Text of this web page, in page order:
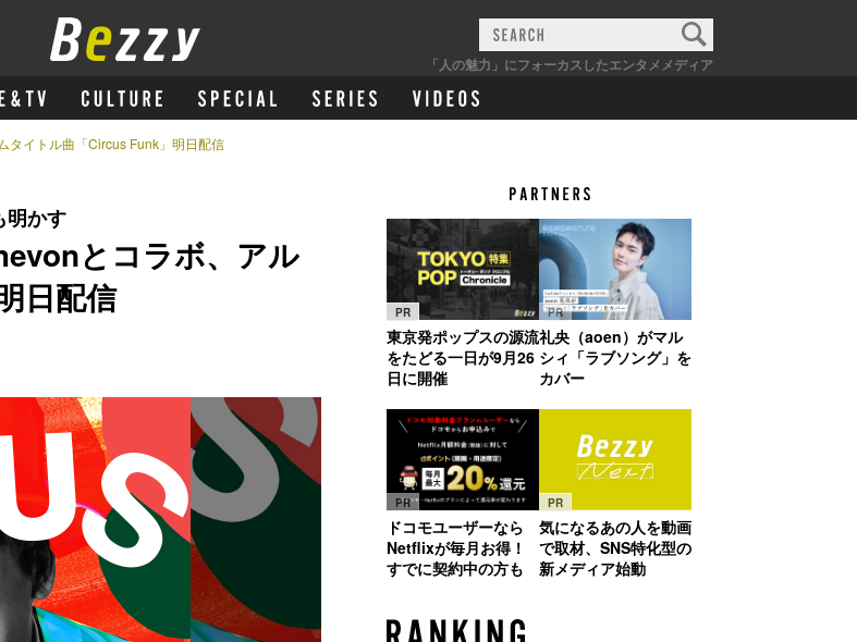
「人の魅力」にフォーカスしたエンタメメディア
タイトル曲「Circus Funk」明日配信
明かす
とコラボ、アル
日配信
PR
東京発ポップスの源流
をたどる一日が9月26
日に開催
PR
礼央（aoen）がマル
シィ「ラブソング」を
カバー
PR
ドコモユーザーなら
Netflixが毎月お得！
すでに契約中の方も
PR
気になるあの人を動画
で取材、SNS特化型の
新メディア始動